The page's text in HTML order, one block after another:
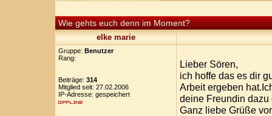
Wie gehts euch denn im Moment?
elke marie
Gruppe: Benutzer
Rang:
Beiträge: 314
Mitglied seit: 27.02.2006
IP-Adresse: gespeichert
Lieber Sören,
ich hoffe das es dir
Arbeit ergeben
deine Freundin dazu
Ganz liebe Grüße